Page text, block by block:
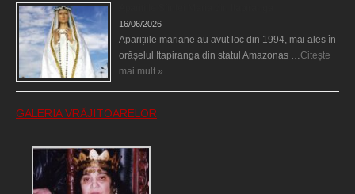
16/06/2026
Aparițiile mariane au avut loc din 1994, mai ales în
orășelul Itapiranga din statul Amazonas …Citește
mai mult »
GALERIA VRĂJITOARELOR